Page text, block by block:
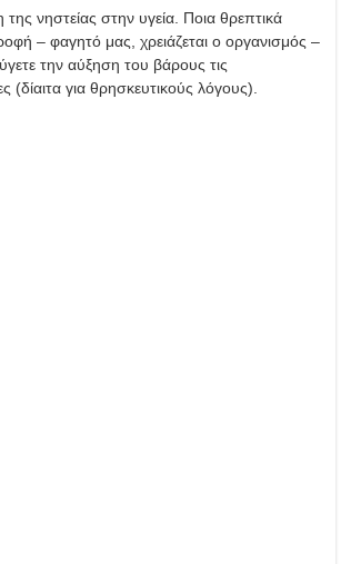
νηστείας στην υγεία. Ποια θρεπτικά
– φαγητό μας, χρειάζεται ο οργανισμός –
την αύξηση του βάρους τις
(δίαιτα για θρησκευτικούς λόγους).